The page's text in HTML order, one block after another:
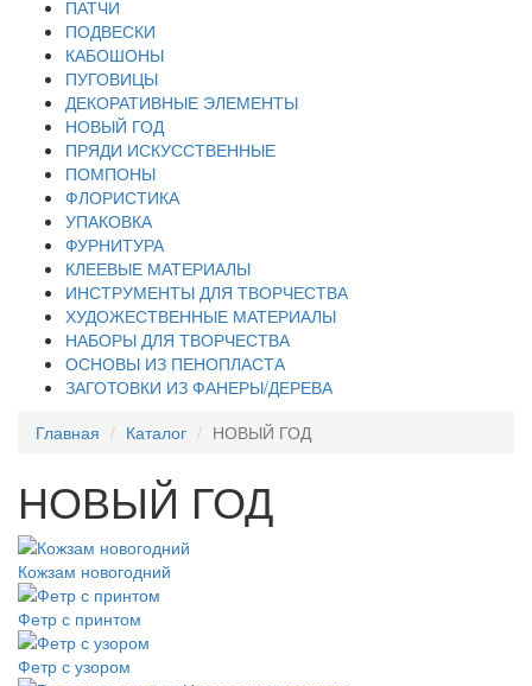
ПАТЧИ
ПОДВЕСКИ
КАБОШОНЫ
ПУГОВИЦЫ
ДЕКОРАТИВНЫЕ ЭЛЕМЕНТЫ
НОВЫЙ ГОД
ПРЯДИ ИСКУССТВЕННЫЕ
ПОМПОНЫ
ФЛОРИСТИКА
УПАКОВКА
ФУРНИТУРА
КЛЕЕВЫЕ МАТЕРИАЛЫ
ИНСТРУМЕНТЫ ДЛЯ ТВОРЧЕСТВА
ХУДОЖЕСТВЕННЫЕ МАТЕРИАЛЫ
НАБОРЫ ДЛЯ ТВОРЧЕСТВА
ОСНОВЫ ИЗ ПЕНОПЛАСТА
ЗАГОТОВКИ ИЗ ФАНЕРЫ/ДЕРЕВА
Главная
Каталог НОВЫЙ ГОД
НОВЫЙ ГОД
Кожзам новогодний
Фетр с принтом
Фетр с узором